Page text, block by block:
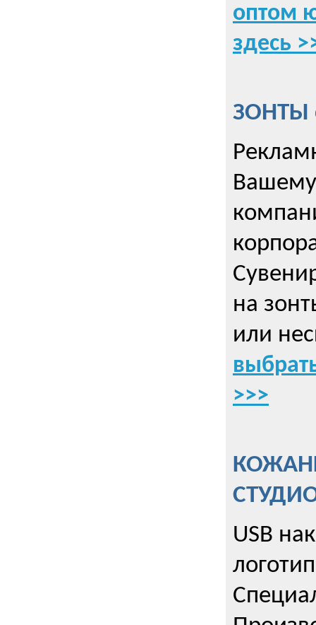
оптом
здесь
ЗОНТЫ
на
или
>>>
USB